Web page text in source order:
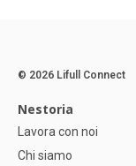
© 2026 Lifull Connect
Nestoria
Lavora con noi
Chi siamo